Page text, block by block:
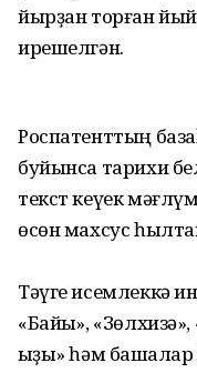
йырҙан торған
ирешелгән.
Роспатенттың
буйынса тарихи
текст кеүек
өсөн махсус
Тәүге исемлеккә
«Байыҡ»,
ҡыҙы» һәм